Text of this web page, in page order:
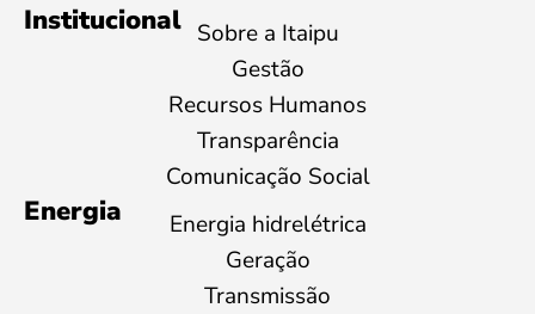
Institucional Sobre a Itaipu
Gestão
Recursos Humanos
Transparência
Comunicação Social
Energia
Energia hidrelétrica
Geração
Transmissão